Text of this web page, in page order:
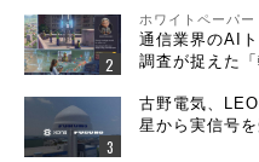
ホワイトペーパー
通信業界のAI
調査が捉えた「
古野電気、
星から実信号